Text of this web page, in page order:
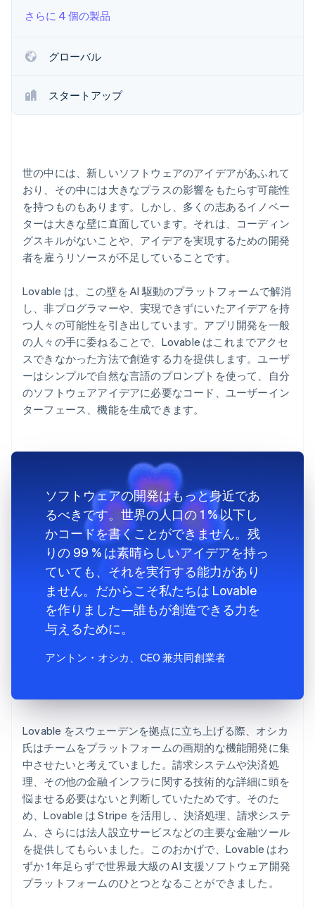
Stripe が AI の経済インフラをどのように構築しているかを
ご覧ください。
こちらをご覧ください
さらに 4 個の製品
グローバル
スタートアップ
世の中には、新しいソフトウェアのアイデアがあふれて
おり、その中には大きなプラスの影響をもたらす可能性
を持つものもあります。しかし、多くの志あるイノベー
ターは大きな壁に直面しています。それは、コーディン
グスキルがないことや、アイデアを実現するための開発
者を雇うリソースが不足していることです。
Lovable は、この壁を AI 駆動のプラットフォームで解消
し、非プログラマーや、実現できずにいたアイデアを持
つ人々の可能性を引き出しています。アプリ開発を一般
の人々の手に委ねることで、Lovable はこれまでアクセ
スできなかった方法で創造する力を提供します。ユーザ
ーはシンプルで自然な言語のプロンプトを使って、自分
のソフトウェアアイデアに必要なコード、ユーザーイン
ターフェース、機能を生成できます。
ソフトウェアの開発はもっと身近であ
るべきです。世界の人口の 1 % 以下し
かコードを書くことができません。残
りの 99 % は素晴らしいアイデアを持っ
ていても、それを実行する能力があり
ません。だからこそ私たちは Lovable
を作りました—誰もが創造できる力を
与えるために。
アントン・オシカ 、CEO 兼共同創業者
Lovable をスウェーデンを拠点に立ち上げる際、オシカ
氏はチームをプラットフォームの画期的な機能開発に集
中させたいと考えていました。請求システムや決済処
理、その他の金融インフラに関する技術的な詳細に頭を
悩ませる必要はないと判断していたためです。そのた
め、Lovable は Stripe を活用し、決済処理、請求システ
ム、さらには法人設立サービスなどの主要な金融ツール
を提供してもらいました。このおかげで、Lovable はわ
ずか 1 年足らずで世界最大級の AI 支援ソフトウェア開発
プラットフォームのひとつとなることができました。